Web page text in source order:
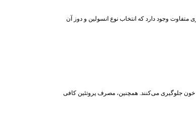
متفاوت وجود دارد که انتخاب نوع انسولین و دوز آن
خون جلوگیری می‌کنند. همچنین، مصرف پروتئین کافی